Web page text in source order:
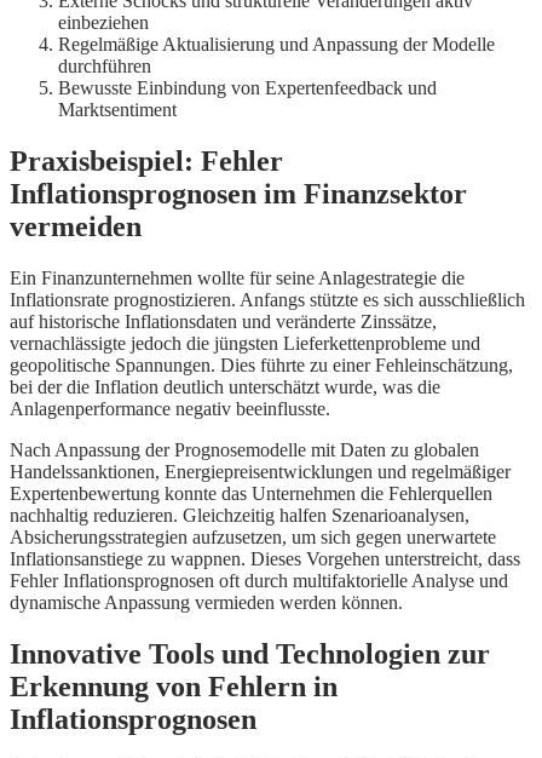
einbeziehen
Regelmäßige Aktualisierung und Anpassung der Modelle
durchführen
Bewusste Einbindung von Expertenfeedback und
Marktsentiment
Praxisbeispiel: Fehler
Inflationsprognosen im Finanzsektor
vermeiden
Ein Finanzunternehmen wollte für seine Anlagestrategie die
Inflationsrate prognostizieren. Anfangs stützte es sich ausschließlich
auf historische Inflationsdaten und veränderte Zinssätze,
vernachlässigte jedoch die jüngsten Lieferkettenprobleme und
geopolitische Spannungen. Dies führte zu einer Fehleinschätzung,
bei der die Inflation deutlich unterschätzt wurde, was die
Anlagenperformance negativ beeinflusste.
Nach Anpassung der Prognosemodelle mit Daten zu globalen
Handelssanktionen, Energiepreisentwicklungen und regelmäßiger
Expertenbewertung konnte das Unternehmen die Fehlerquellen
nachhaltig reduzieren. Gleichzeitig halfen Szenarioanalysen,
Absicherungsstrategien aufzusetzen, um sich gegen unerwartete
Inflationsanstiege zu wappnen. Dieses Vorgehen unterstreicht, dass
Fehler Inflationsprognosen oft durch multifaktorielle Analyse und
dynamische Anpassung vermieden werden können.
Innovative Tools und Technologien zur
Erkennung von Fehlern in
Inflationsprognosen